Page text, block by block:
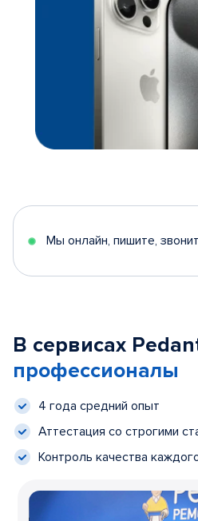
Мы онлайн, пишите,
В сервисах
профессионалы
4 года средний опыт
Аттестация со строгими
Контроль качества